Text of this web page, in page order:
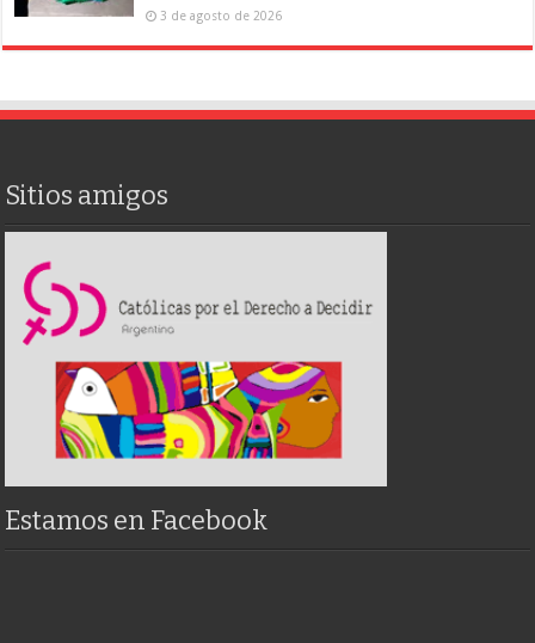
3 de agosto de 2026
Sitios amigos
Estamos en Facebook